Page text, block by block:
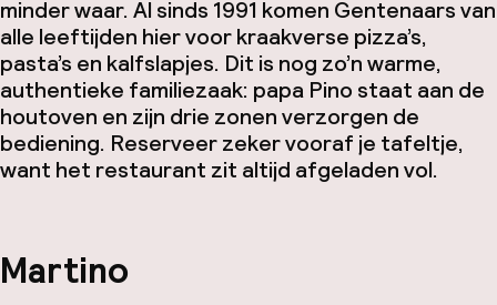
minder waar. Al sinds 1991 komen Gentenaars van
alle leeftijden hier voor kraakverse pizza’s,
pasta’s en kalfslapjes. Dit is nog zo’n warme,
authentieke familiezaak: papa Pino staat aan de
houtoven en zijn drie zonen verzorgen de
bediening. Reserveer zeker vooraf je tafeltje,
want het restaurant zit altijd afgeladen vol.
Martino